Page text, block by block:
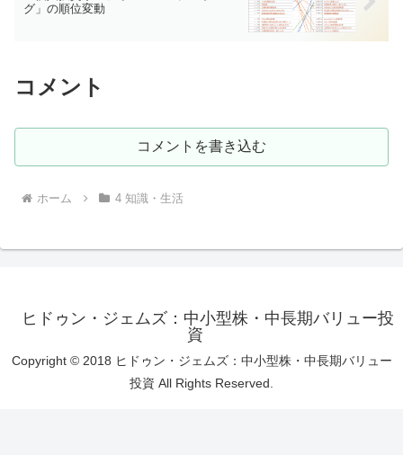
グ」の順位変動
コメント
コメントを書き込む
ホーム 4 知識・生活
ヒドゥン・ジェムズ：中小型株・中長期バリュー投
資
Copyright © 2018 ヒドゥン・ジェムズ：中小型株・中長期バリュー
投資 All Rights Reserved.